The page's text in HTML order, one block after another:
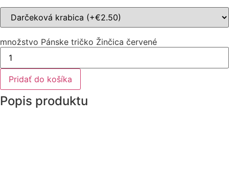
množstvo Pánske tričko Žinčica červené
Pridať do košíka
Popis produktu